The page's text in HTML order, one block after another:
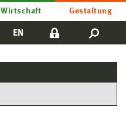
Wirtschaft Gestaltung
EN